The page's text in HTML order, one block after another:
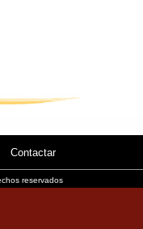
Contactar
reservados